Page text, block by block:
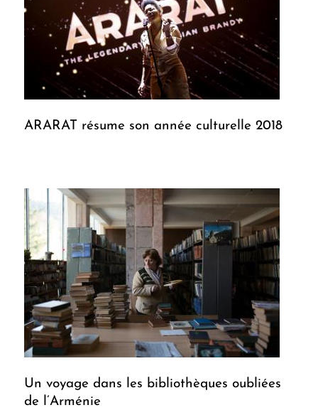
ARARAT résume son année culturelle 2018
Un voyage dans les bibliothèques oubliées
de l’Arménie